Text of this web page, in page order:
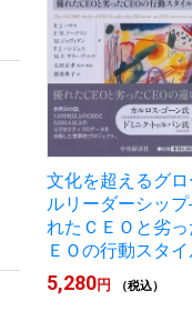
文化を超えるグ
ルリーダーシッ
れたＣＥＯと劣っ
ＥＯの行動スタ
5,280円 （税込）